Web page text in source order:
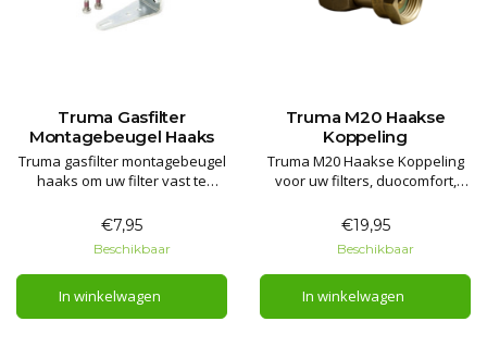
Truma Gasfilter
Montagebeugel Haaks
Truma gasfilter montagebeugel
haaks om uw filter vast te
gasbun.
€7,95
Beschikbaar
In winkelwagen
Truma M20 Haakse
Koppeling
Truma M20 Haakse Koppeling
voor uw filters, duocomfort,
€19,95
Beschikbaar
In winkelwagen